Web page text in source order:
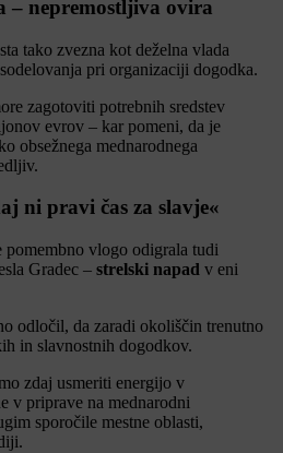
– nepremostljiva ovira
tako zvezna kot deželna vlada
pri organizaciji dogodka.
zagotoviti potrebnih sredstev
evrov – kar pomeni, da je
obsežnega mednarodnega
ni pravi čas za slavje«
vlogo odigrala tudi
Gradec – strelski napad v eni
odločil, da zaradi okoliščin trenutno
in slavnostnih dogodkov.
zdaj usmeriti energijo v
v priprave na mednarodni
sporočile mestne oblasti,